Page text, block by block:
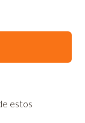
estos